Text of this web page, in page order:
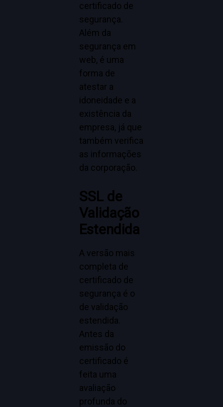
certificado de
segurança.
Além da
segurança em
web, é uma
forma de
atestar a
idoneidade e a
existência da
empresa, já que
também verifica
as informações
da corporação.
SSL de
Validação
Estendida
A versão mais
completa de
certificado de
segurança é o
de validação
estendida.
Antes da
emissão do
certificado é
feita uma
avaliação
profunda do